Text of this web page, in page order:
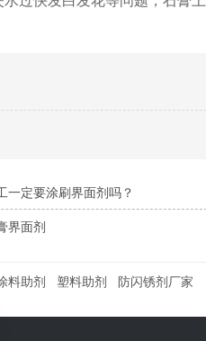
一定要涂刷界面剂吗？
界面剂
料助剂 塑料助剂 防闪锈剂厂家